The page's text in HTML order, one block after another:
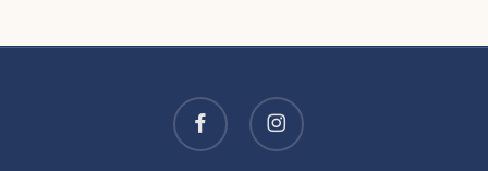
facebook instagram